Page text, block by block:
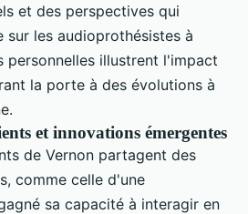
et des perspectives qui
sur les audioprothésistes à
personnelles illustrent l'impact
la porte à des évolutions à
et innovations émergentes
de Vernon partagent des
comme celle d'une
sa capacité à interagir en